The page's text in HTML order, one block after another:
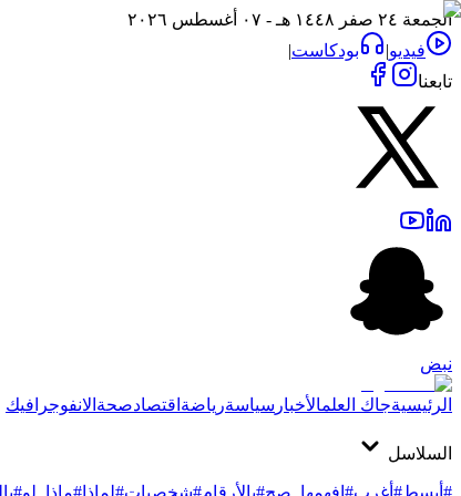
الجمعة ٢٤ صفر ١٤٤٨ هـ - ٠٧ أغسطس ٢٠٢٦
فيديو| بودكاست|
تابعنا
نبض
الرئيسيةجاك العلمالأخبار سياسةرياضة اقتصادصحة الانفوجرافيك
السلاسل
#أبسط #أغرب#افهمها_صح#بالأرقام#شخصيات#لماذا #ماذا_لو